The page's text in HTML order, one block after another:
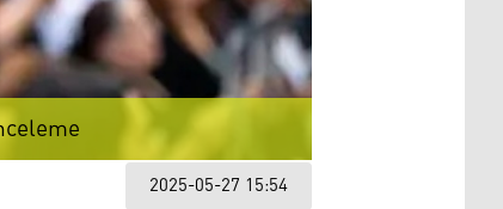
2025-05-27 15:54